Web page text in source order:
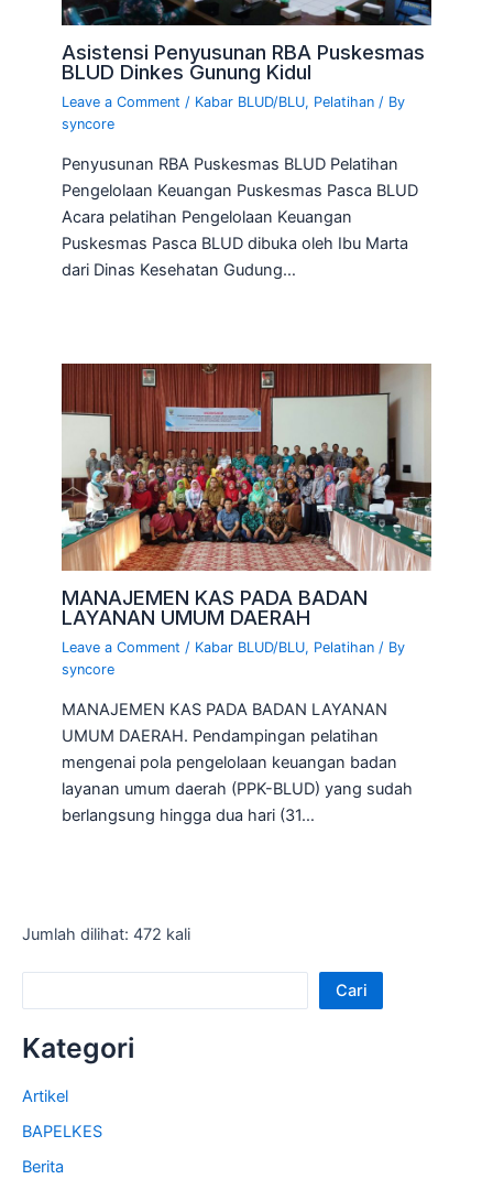
Asistensi Penyusunan RBA Puskesmas
BLUD Dinkes Gunung Kidul
Leave a Comment / Kabar BLUD/BLU, Pelatihan / By
syncore
Penyusunan RBA Puskesmas BLUD Pelatihan
Pengelolaan Keuangan Puskesmas Pasca BLUD
Acara pelatihan Pengelolaan Keuangan
Puskesmas Pasca BLUD dibuka oleh Ibu Marta
dari Dinas Kesehatan Gudung…
MANAJEMEN KAS PADA BADAN
LAYANAN UMUM DAERAH
Leave a Comment / Kabar BLUD/BLU, Pelatihan / By
syncore
MANAJEMEN KAS PADA BADAN LAYANAN
UMUM DAERAH. Pendampingan pelatihan
mengenai pola pengelolaan keuangan badan
layanan umum daerah (PPK-BLUD) yang sudah
berlangsung hingga dua hari (31…
Jumlah dilihat: 472 kali
Cari
Kategori
Artikel
BAPELKES
Berita